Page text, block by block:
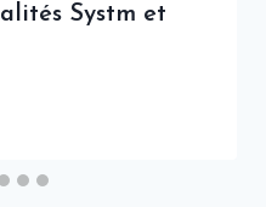
Systm et